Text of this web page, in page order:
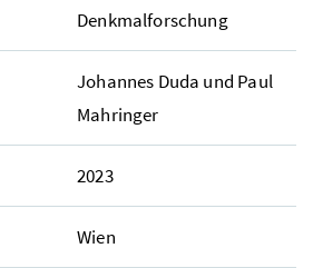
Denkmalforschung
Johannes Duda und Paul
Mahringer
2023
Wien